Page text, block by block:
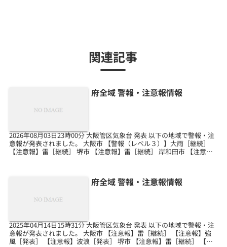
関連記事
府全域 警報・注意報情報
2026年08月03日23時00分 大阪管区気象台 発表 以下の地域で警報・注
意報が発表されました。 大阪市 【警報（レベル３）】大雨［継続］
【注意報】雷［継続］ 堺市 【注意報】雷［継続］ 岸和田市 【注意
府全域 警報・注意報情報
2025年04月14日15時31分 大阪管区気象台 発表 以下の地域で警報・注
意報が発表されました。 大阪市 【注意報】雷［継続］ 【注意報】強
風［発表］ 【注意報】波浪［発表］ 堺市 【注意報】雷［継続］ 【注